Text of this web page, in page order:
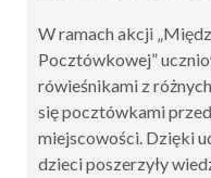
W ramach akcji
Pocztówkowej”
rówieśnikami z
się pocztówkami
miejscowości. Dzięki
dzieci poszerzyły